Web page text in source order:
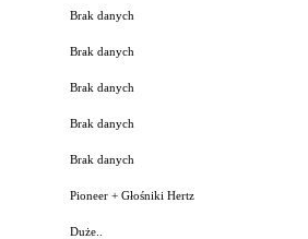
Brak danych
Brak danych
Brak danych
Brak danych
Brak danych
Pioneer + Głośniki Hertz
Duże..